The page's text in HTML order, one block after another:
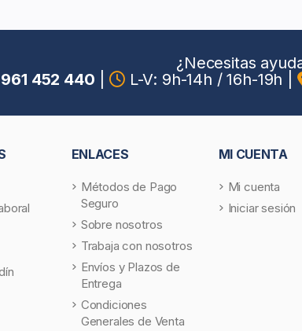
¿Necesitas
961 452 440
L-V: 9h-14h / 16h-19h
ENLACES
Métodos de Pago
Seguro
Sobre nosotros
Trabaja con nosotros
Envíos y Plazos de
Entrega
Condiciones
Generales de Venta
MI CUENTA
Mi cuenta
Iniciar sesión